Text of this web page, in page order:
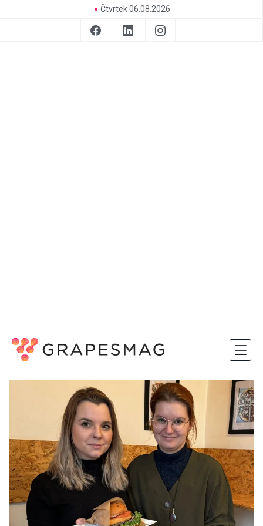
Čtvrtek 06.08.2026